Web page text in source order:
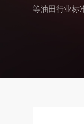
等油田行业标